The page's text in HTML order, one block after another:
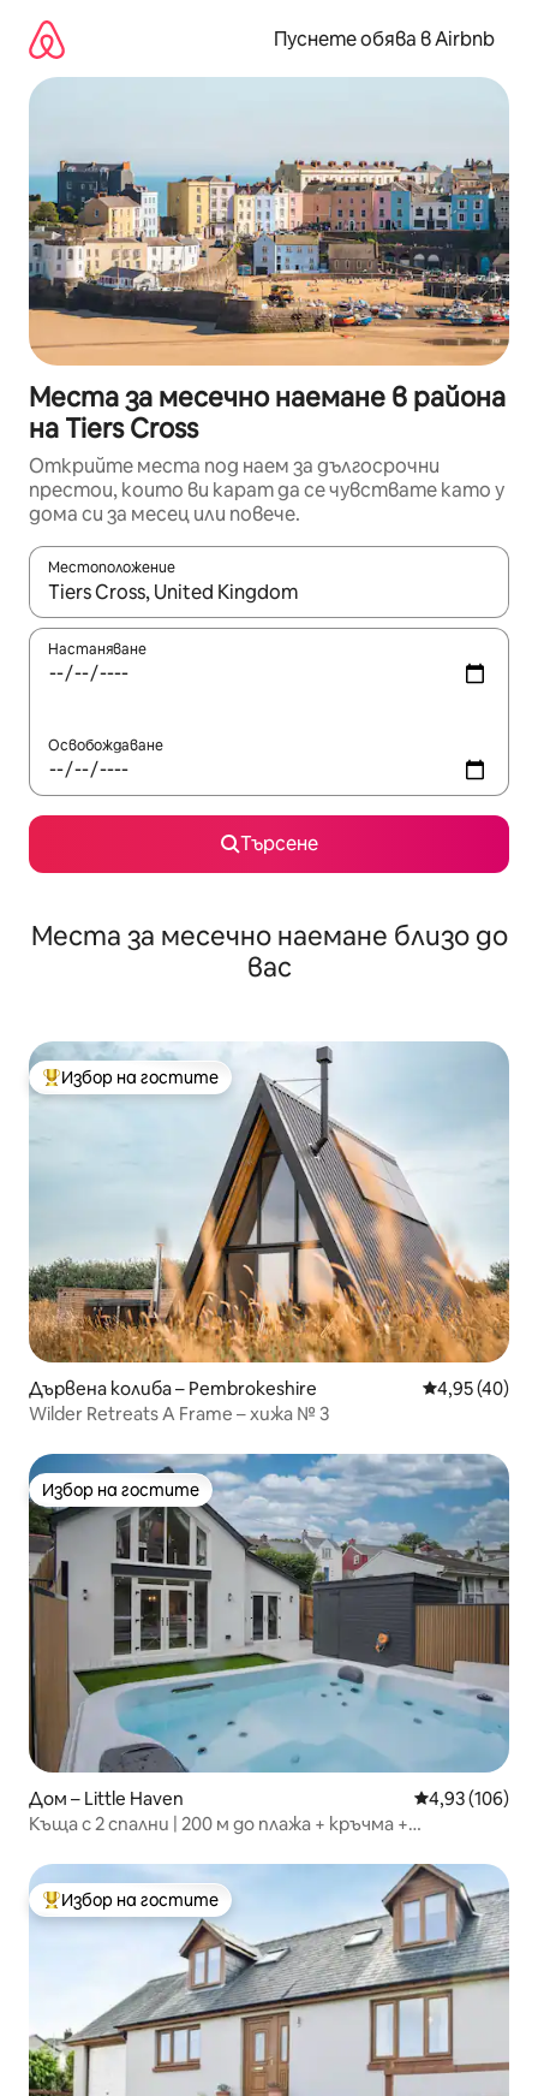
съдържанието
Пуснете обява в Airbnb
Места за месечно наемане в района
на Tiers Cross
Открийте места под наем за дългосрочни
престои, които ви карат да се чувствате като у
дома си за месец или повече.
Местоположение
Когато резултатите се покажат, използвайте
Настаняване
Освобождаване
Търсене
Места за месечно наемане близо до
вас
Най-популярен избор на гостите
Избор на гостите
Дървена колиба – Pembrokeshire Средна
4,95 (40)
Wilder Retreats A Frame – хижа № 3
Избор на гостите
Избор на гостите
Дом – Little Haven Средна
4,93 (106)
Къща с 2 спални | 200 м до плажа + кръчма +
Най-популярен избор на гостите
Избор на гостите